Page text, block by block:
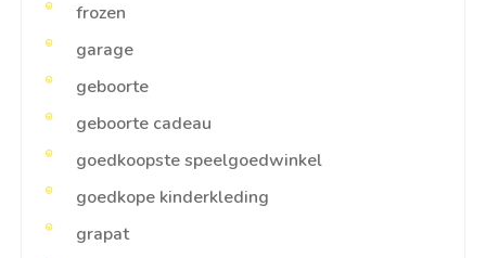
frozen
garage
geboorte
geboorte cadeau
goedkoopste speelgoedwinkel
goedkope kinderkleding
grapat